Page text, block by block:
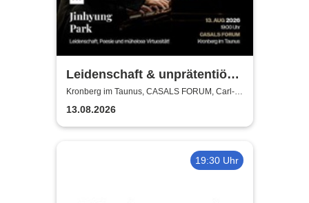
Leidenschaft & unprätentiöse
Virtuosität - Jinhyung Park
Kronberg im Taunus, CASALS FORUM, Carl-
Bechtein Saal
13.08.2026
19:30 Uhr